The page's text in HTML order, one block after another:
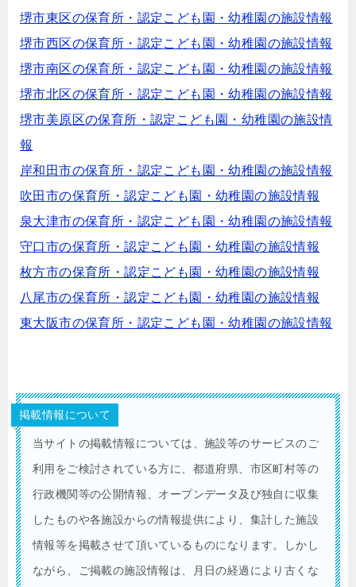
堺市東区の保育所・認定こども園・幼稚園の施設情報
堺市西区の保育所・認定こども園・幼稚園の施設情報
堺市南区の保育所・認定こども園・幼稚園の施設情報
堺市北区の保育所・認定こども園・幼稚園の施設情報
堺市美原区の保育所・認定こども園・幼稚園の施設情
報
岸和田市の保育所・認定こども園・幼稚園の施設情報
吹田市の保育所・認定こども園・幼稚園の施設情報
泉大津市の保育所・認定こども園・幼稚園の施設情報
守口市の保育所・認定こども園・幼稚園の施設情報
枚方市の保育所・認定こども園・幼稚園の施設情報
八尾市の保育所・認定こども園・幼稚園の施設情報
東大阪市の保育所・認定こども園・幼稚園の施設情報
掲載情報について
当サイトの掲載情報については、施設等のサービスのご
利用をご検討されている方に、都道府県、市区町村等の
行政機関等の公開情報、オープンデータ及び独自に収集
したものや各施設からの情報提供により、集計した施設
情報等を掲載させて頂いているものになります。しかし
ながら、ご掲載の施設情報は、月日の経過により古くな